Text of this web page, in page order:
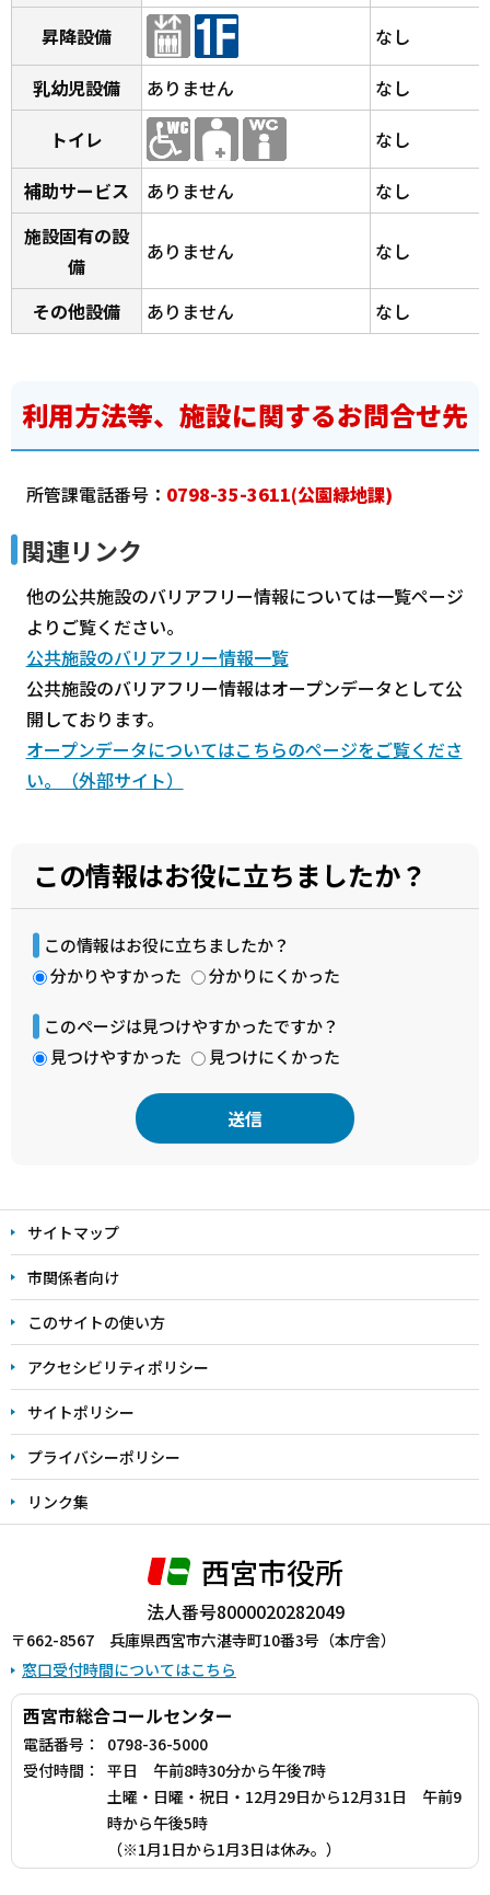
昇降設備
なし
乳幼児設備
ありません
なし
トイレ
なし
補助サービス
ありません
なし
施設固有の設
備
ありません なし
その他設備 ありません なし
利用方法等、施設に関するお問合せ先
所管課電話番号： 0798-35-3611(公園緑地課)
関連リンク
他の公共施設のバリアフリー情報については一覧ページ
よりご覧ください。
公共施設のバリアフリー情報一覧
公共施設のバリアフリー情報はオープンデータとして公
開しております。
オープンデータについてはこちらのページをご覧くださ
い。（外部サイト）
この情報はお役に立ちましたか？
この情報はお役に立ちましたか？
分かりやすかった
分かりにくかった
このページは見つけやすかったですか？
見つけやすかった
見つけにくかった
文
こ
こ
ま
で
サイトマップ
市関係者向け
このサイトの使い方
アクセシビリティポリシー
サイトポリシー
プライバシーポリシー
リンク集
西宮市役所
法人番号8000020282049
〒662-8567 兵庫県西宮市六湛寺町10番3号（本庁舎）
窓口受付時間についてはこちら
西宮市総合コールセンター
電話番号：
0798-36-5000
受付時間：
平日 午前8時30分から午後7時
土曜・日曜・祝日・12月29日から12月31日 午前9
時から午後5時
（※1月1日から1月3日は休み。）